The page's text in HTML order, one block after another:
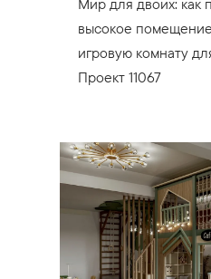
высокое
игровую комнату
Проект 11067